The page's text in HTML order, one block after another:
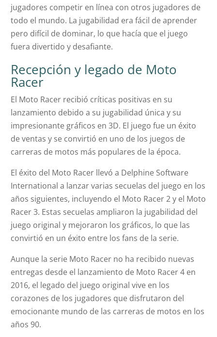
jugadores competir en línea con otros jugadores de
todo el mundo. La jugabilidad era fácil de aprender
pero difícil de dominar, lo que hacía que el juego
fuera divertido y desafiante.
Recepción y legado de Moto
Racer
El Moto Racer recibió críticas positivas en su
lanzamiento debido a su jugabilidad única y su
impresionante gráficos en 3D. El juego fue un éxito
de ventas y se convirtió en uno de los juegos de
carreras de motos más populares de la época.
El éxito del Moto Racer llevó a Delphine Software
International a lanzar varias secuelas del juego en los
años siguientes, incluyendo el Moto Racer 2 y el Moto
Racer 3. Estas secuelas ampliaron la jugabilidad del
juego original y mejoraron los gráficos, lo que las
convirtió en un éxito entre los fans de la serie.
Aunque la serie Moto Racer no ha recibido nuevas
entregas desde el lanzamiento de Moto Racer 4 en
2016, el legado del juego original vive en los
corazones de los jugadores que disfrutaron del
emocionante mundo de las carreras de motos en los
años 90.